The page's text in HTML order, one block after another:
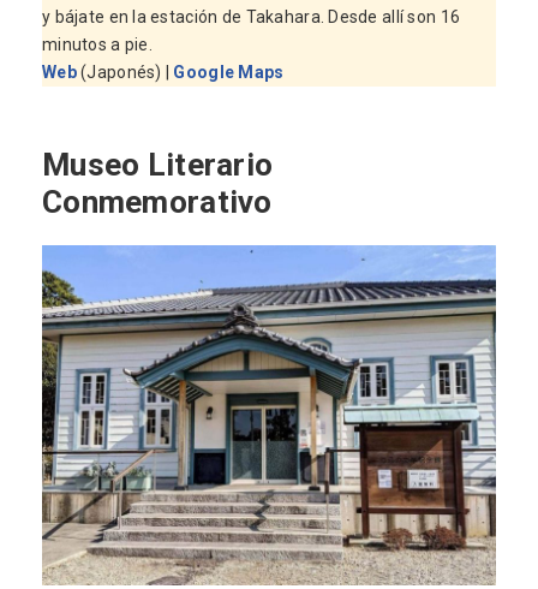
y bájate en la estación de Takahara. Desde allí son 16
minutos a pie.
Web(Japonés) | Google Maps
Museo Literario
Conmemorativo